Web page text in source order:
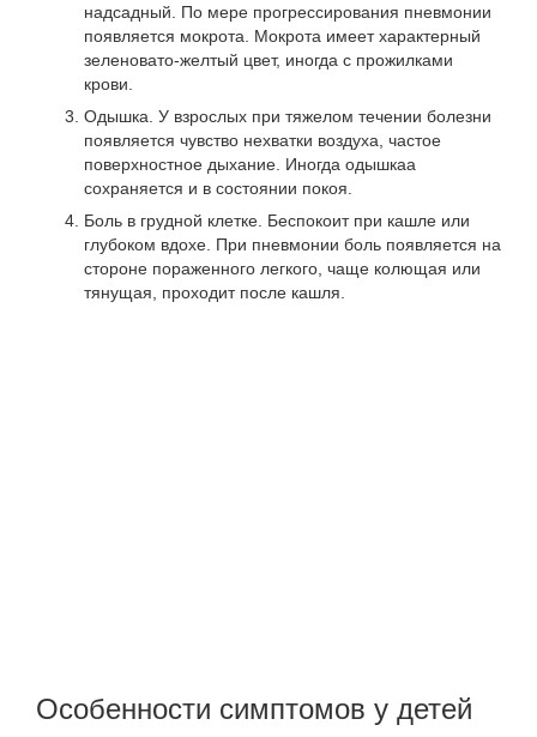
надсадный. По мере прогрессирования пневмонии
появляется мокрота. Мокрота имеет характерный
зеленовато-желтый цвет, иногда с прожилками
крови.
Одышка. У взрослых при тяжелом течении болезни
появляется чувство нехватки воздуха, частое
поверхностное дыхание. Иногда одышкаа
сохраняется и в состоянии покоя.
Боль в грудной клетке. Беспокоит при кашле или
глубоком вдохе. При пневмонии боль появляется на
стороне пораженного легкого, чаще колющая или
тянущая, проходит после кашля.
Особенности симптомов у детей